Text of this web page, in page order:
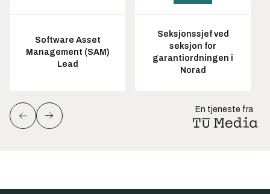
Software Asset
Management (SAM)
Lead
Seksjonssjef ved
seksjon for
garantiordningen i
Norad
En tjeneste fra